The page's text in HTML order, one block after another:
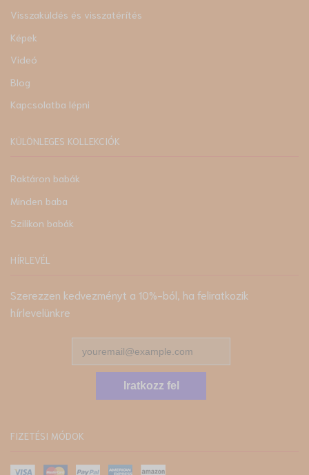
Visszaküldés és visszatérítés
Képek
Videó
Blog
Kapcsolatba lépni
KÜLÖNLEGES KOLLEKCIÓK
Raktáron babák
Minden baba
Szilikon babák
HÍRLEVÉL
Szerezzen kedvezményt a 10%-ból, ha feliratkozik
hírlevelünkre
Iratkozz fel
FIZETÉSI MÓDOK